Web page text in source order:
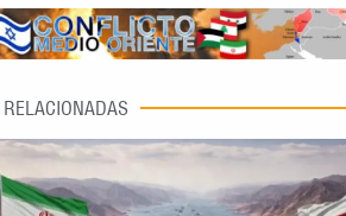
RELACIONADAS